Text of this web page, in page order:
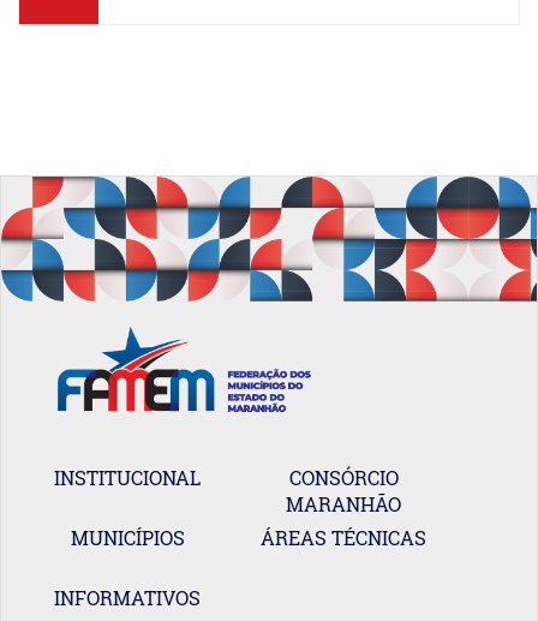
INSTITUCIONAL
CONSÓRCIO
MARANHÃO
MUNICÍPIOS
ÁREAS TÉCNICAS
INFORMATIVOS